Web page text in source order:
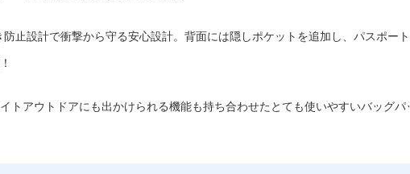
止設計で衝撃から守る安心設計。背面には隠しポケットを追加し、パスポート
トアウトドアにも出かけられる機能も持ち合わせたとても使いやすいバッグパ